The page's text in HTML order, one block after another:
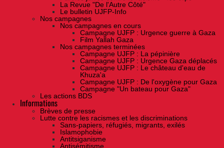
La Revue "De l'Autre Côté"
Le bulletin UJFP-Info
Nos campagnes
Nos campagnes en cours
Campagne UJFP : Urgence guerre à Gaza
Film Yallah Gaza
Nos campagnes terminées
Campagne UJFP : La pépinière
Campagne UJFP : Urgence Gaza déplacés
Campagne UJFP : Le château d'eau de
Khuza'a
Campagne UJFP : De l'oxygène pour Gaza
Campagne "Un bateau pour Gaza"
Les actions BDS
Informations
Brèves de presse
Lutte contre les racismes et les discriminations
Sans-papiers, réfugiés, migrants, exilés
Islamophobie
Antitsiganisme
Antisémitisme